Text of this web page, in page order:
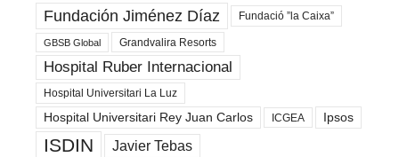
Fundación Jiménez Díaz Fundació ”la Caixa”
GBSB Global Grandvalira Resorts
Hospital Ruber Internacional
Hospital Universitari La Luz
Hospital Universitari Rey Juan Carlos ICGEA Ipsos
ISDIN Javier Tebas